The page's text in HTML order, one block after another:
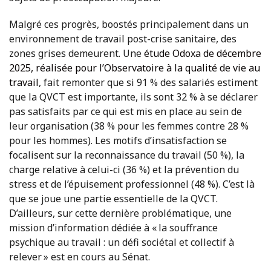
Malgré ces progrès, boostés principalement dans un
environnement de travail post-crise sanitaire, des
zones grises demeurent. Uneétude Odoxa de décembre
2025, réalisée pour l’Observatoire à la qualité de vie au
travail, fait remonter que si 91 % des salariés estiment
que la QVCT est importante, ils sont 32 % à se déclarer
pas satisfaits par ce qui est mis en place au sein de
leur organisation (38 % pour les femmes contre 28 %
pour les hommes). Les motifs d’insatisfaction se
focalisent sur la reconnaissance du travail (50 %), la
charge relative à celui-ci (36 %) et la prévention du
stress et de l’épuisement professionnel (48 %). C’est là
que se joue une partie essentielle de la QVCT.
D’ailleurs, sur cette dernière problématique, une
mission d’information dédiée à « la souffrance
psychique au travail : un défi sociétal et collectif à
relever » est en cours au Sénat.